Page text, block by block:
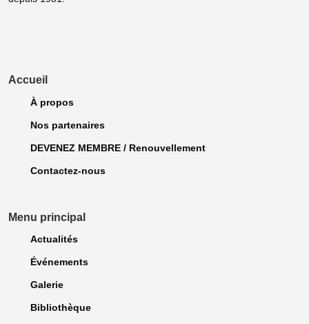
Accueil
À propos
Nos partenaires
DEVENEZ MEMBRE / Renouvellement
Contactez-nous
Menu principal
Actualités
Événements
Galerie
Bibliothèque